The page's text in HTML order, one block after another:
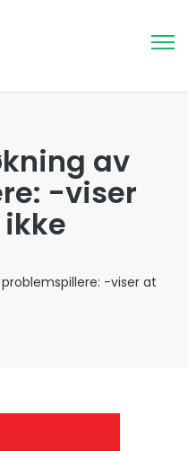
av
-viser
-viser at